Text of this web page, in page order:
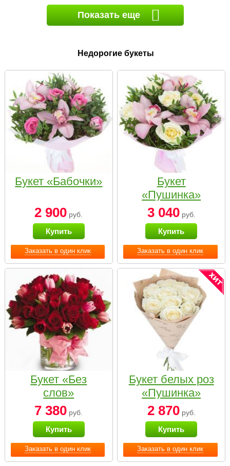
Показать еще
Недорогие букеты
Заказать в один клик
Букет «Бабочки»
2 900 руб.
Купить
Заказать в один клик
Букет
«Пушинка»
3 040руб.
Купить
Заказать в один клик
Букет «Без
слов»
7 380 руб.
Купить
Заказать в один клик
Букет белых роз
«Пушинка»
2 870руб.
Купить